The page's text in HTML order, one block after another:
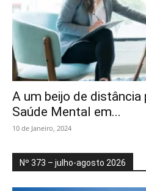
A um beijo de distância
Saúde Mental em...
10 de Janeiro, 2024
Nº 373 – julho-agosto 2026